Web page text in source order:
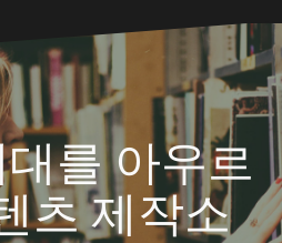
를 아우르
츠 제작소